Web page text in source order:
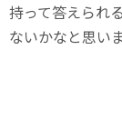
持って答えられ
ないかなと思いま